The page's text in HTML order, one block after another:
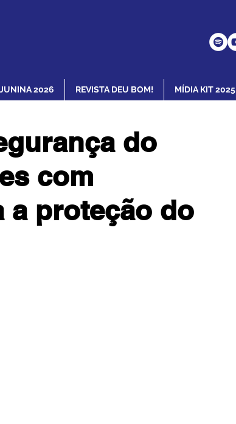
JUNINA 2026 REVISTA DEU BOM! MÍDIA KIT 2025
do
com
a proteção do